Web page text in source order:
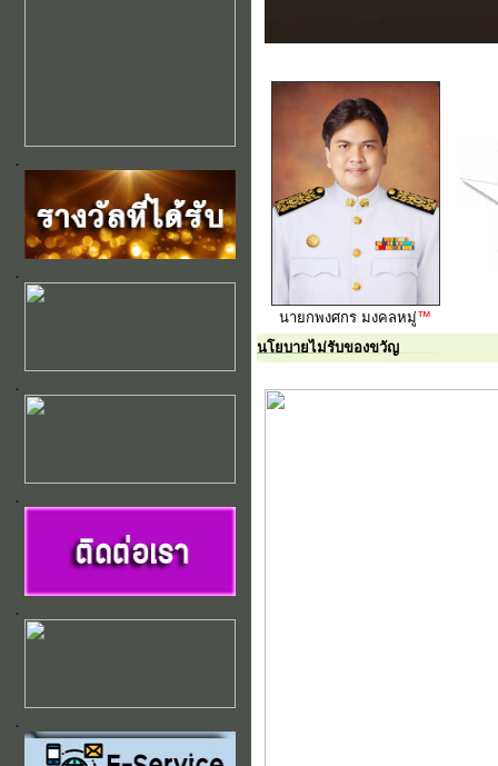
นายกพงศกร มงคลหมู่™
นโยบายไม่รับของขวัญ